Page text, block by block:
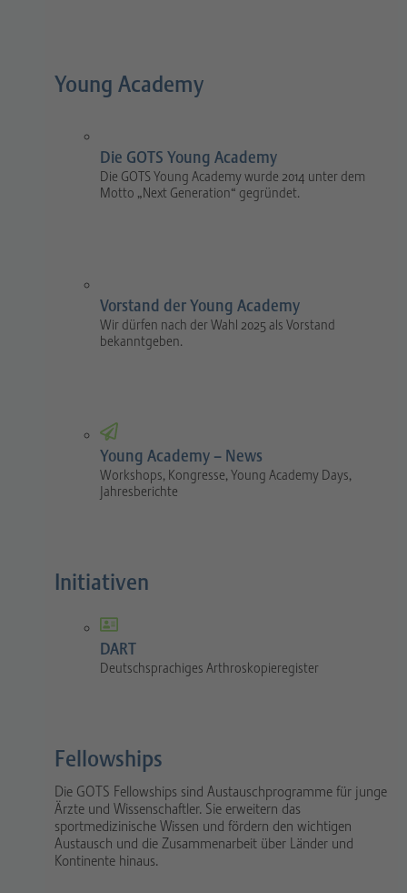
Young Academy
Die GOTS Young Academy
Die GOTS Young Academy wurde 2014 unter dem
Motto „Next Generation“ gegründet.
Vorstand der Young Academy
Wir dürfen nach der Wahl 2025 als Vorstand
bekanntgeben.
Young Academy – News
Workshops, Kongresse, Young Academy Days,
Jahresberichte
Initiativen
DART
Deutschsprachiges Arthroskopieregister
Fellowships
Die GOTS Fellowships sind Austauschprogramme für junge
Ärzte und Wissenschaftler. Sie erweitern das
sportmedizinische Wissen und fördern den wichtigen
Austausch und die Zusammenarbeit über Länder und
Kontinente hinaus.